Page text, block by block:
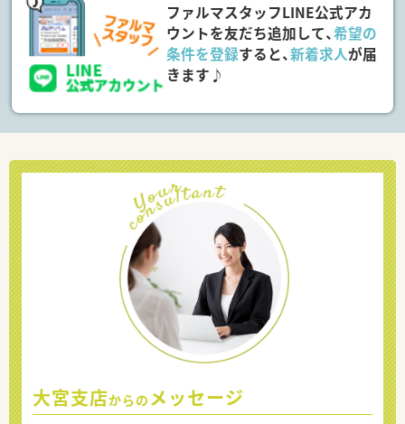
ファルマスタッフLINE公式アカ
ウントを友だち追加して、希望の
条件を登録すると、新着求人が届
きます♪
大宮支店からの メッセージ